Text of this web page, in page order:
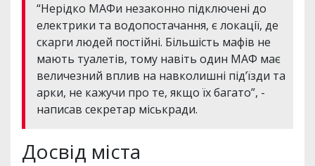
“Нерідко МАФи незаконно підключені до
електрики та водопостачання, є локації, де
скарги людей постійні. Більшість мафів не
мають туалетів, тому навіть один МАФ має
величезний вплив на навколишні підʼїзди та
арки, не кажучи про те, якщо їх багато”, -
написав секретар міськради.
Досвід міста